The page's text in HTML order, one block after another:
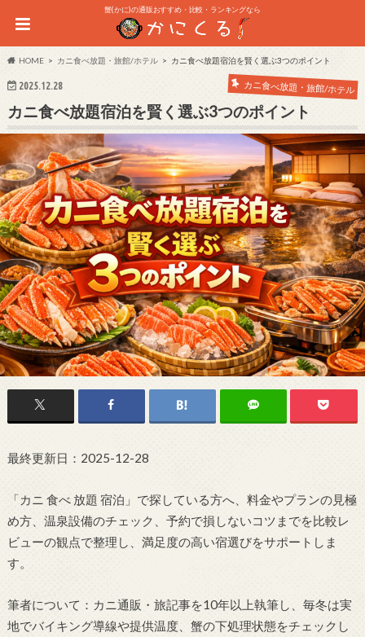
蟹(かに)の通販おすすめ・比較・ランキングなら
HOME カニ食べ放題・旅館/ホテル カニ食べ放題宿泊を賢く選ぶ3つのポイント
2025.12.28 カニ食べ放題・旅館/ホテル
カニ食べ放題宿泊を賢く選ぶ3つのポイント
最終更新日：2025-12-28
「カニ 食べ 放題 宿泊」で探している方へ、料金やプランの見極
め方、温泉設備のチェック、予約で損しないコツまでを比較レ
ビューの観点で整理し、満足度の高い宿選びをサポートしま
す。
筆者について：カニ通販・旅記事を10年以上執筆し、毎冬は実
地でバイキング導線や提供温度、蟹の下処理状態をチェックし